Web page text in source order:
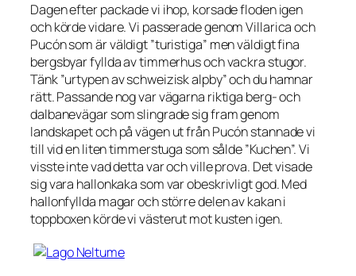
Dagen efter packade vi ihop, korsade floden igen
och körde vidare. Vi passerade genom Villarica och
Pucón som är väldigt ”turistiga” men väldigt fina
bergsbyar fyllda av timmerhus och vackra stugor.
Tänk ”urtypen av schweizisk alpby” och du hamnar
rätt. Passande nog var vägarna riktiga berg- och
dalbanevägar som slingrade sig fram genom
landskapet och på vägen ut från Pucón stannade vi
till vid en liten timmerstuga som sålde ”Kuchen”. Vi
visste inte vad detta var och ville prova. Det visade
sig vara hallonkaka som var obeskrivligt god. Med
hallonfyllda magar och större delen av kakan i
toppboxen körde vi västerut mot kusten igen.